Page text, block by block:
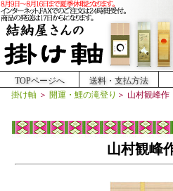
TOPページへ 送料・支払方法
掛け軸 ＞ 開運・鯉の滝登り ＞ 山村観峰
山村観峰